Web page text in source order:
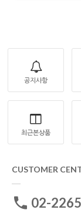
공지사항
최근본상품
CUSTOMER
02-